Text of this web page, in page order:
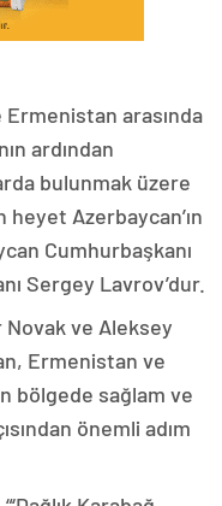
Ermenistan arasında
ardından
bulunmak üzere
Azerbaycan’ın
Cumhurbaşkanı
Sergey Lavrov’dur.
Novak ve Aleksey
Ermenistan ve
bölgede sağlam ve
önemli adım